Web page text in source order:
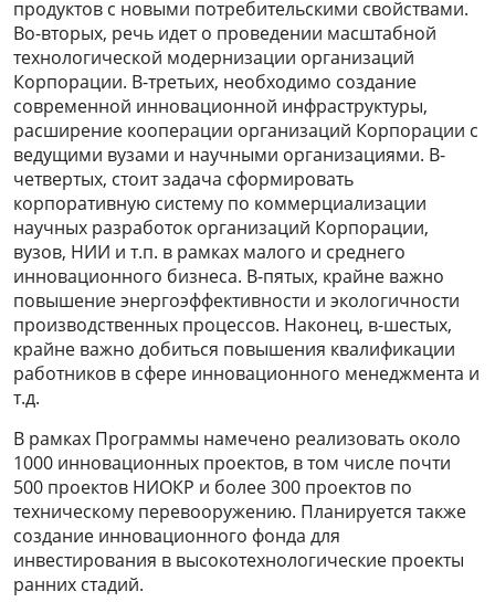
продуктов с новыми потребительскими свойствами.
Во-вторых, речь идет о проведении масштабной
технологической модернизации организаций
Корпорации. В-третьих, необходимо создание
современной инновационной инфраструктуры,
расширение кооперации организаций Корпорации с
ведущими вузами и научными организациями. В-
четвертых, стоит задача сформировать
корпоративную систему по коммерциализации
научных разработок организаций Корпорации,
вузов, НИИ и т.п. в рамках малого и среднего
инновационного бизнеса. В-пятых, крайне важно
повышение энергоэффективности и экологичности
производственных процессов. Наконец, в-шестых,
крайне важно добиться повышения квалификации
работников в сфере инновационного менеджмента и
т.д.
В рамках Программы намечено реализовать около
1000 инновационных проектов, в том числе почти
500 проектов НИОКР и более 300 проектов по
техническому перевооружению. Планируется также
создание инновационного фонда для
инвестирования в высокотехнологические проекты
ранних стадий.